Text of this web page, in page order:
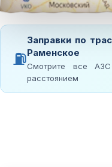
⛽
Заправки по
Раменское
Смотрите все
расстоянием